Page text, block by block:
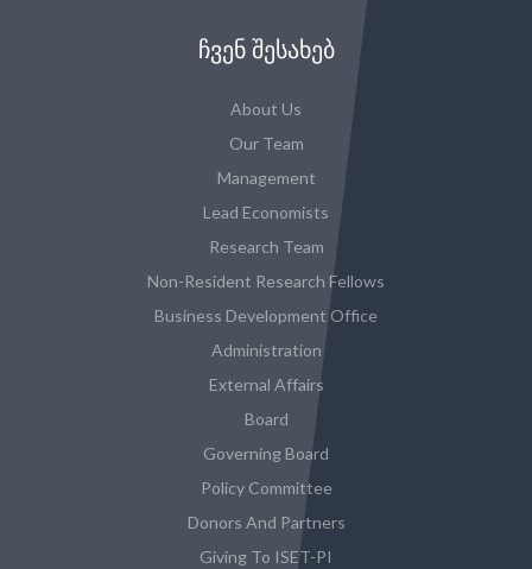
ᲩᲕᲔᲜ ᲨᲔᲡᲐᲮᲔᲑ
About Us
Our Team
Management
Lead Economists
Research Team
Non-Resident Research Fellows
Business Development Office
Administration
External Affairs
Board
Governing Board
Policy Committee
Donors And Partners
Giving To ISET-PI